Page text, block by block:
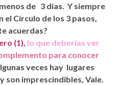
de 3 dias. Y siempre
Círculo de los 3 pasos,
acuerdas?
(1), lo que deberías ver
para conocer
veces hay lugares
son imprescindibles, Vale.